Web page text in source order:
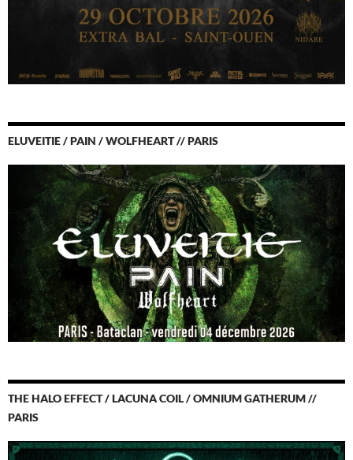
ELUVEITIE / PAIN / WOLFHEART // PARIS
THE HALO EFFECT / LACUNA COIL / OMNIUM GATHERUM //
PARIS